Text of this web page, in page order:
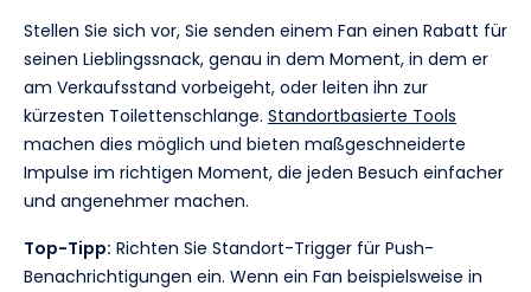
Stellen Sie sich vor, Sie senden einem Fan einen Rabatt für
seinen Lieblingssnack, genau in dem Moment, in dem er
am Verkaufsstand vorbeigeht, oder leiten ihn zur
kürzesten Toilettenschlange. Standortbasierte Tools
machen dies möglich und bieten maßgeschneiderte
Impulse im richtigen Moment, die jeden Besuch einfacher
und angenehmer machen.
Top-Tipp: Richten Sie Standort-Trigger für Push-
Benachrichtigungen ein. Wenn ein Fan beispielsweise in